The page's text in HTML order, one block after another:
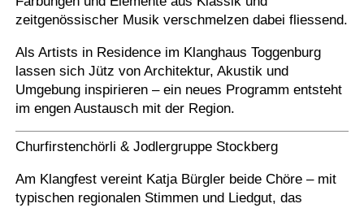
zeitgenössischer Musik verschmelzen dabei fliessend.
Als Artists in Residence im Klanghaus Toggenburg
lassen sich Jütz von Architektur, Akustik und
Umgebung inspirieren – ein neues Programm entsteht
im engen Austausch mit der Region.
Churfirstenchörli & Jodlergruppe Stockberg
Am Klangfest vereint Katja Bürgler beide Chöre – mit
typischen regionalen Stimmen und Liedgut, das